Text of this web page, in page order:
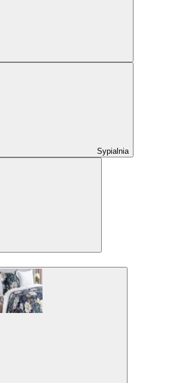
Sypialnia